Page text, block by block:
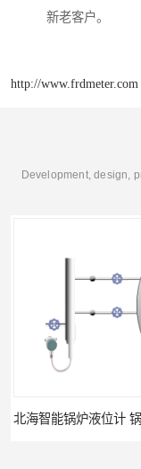
新老客户。
http://www.frdmeter.com
Development, design,